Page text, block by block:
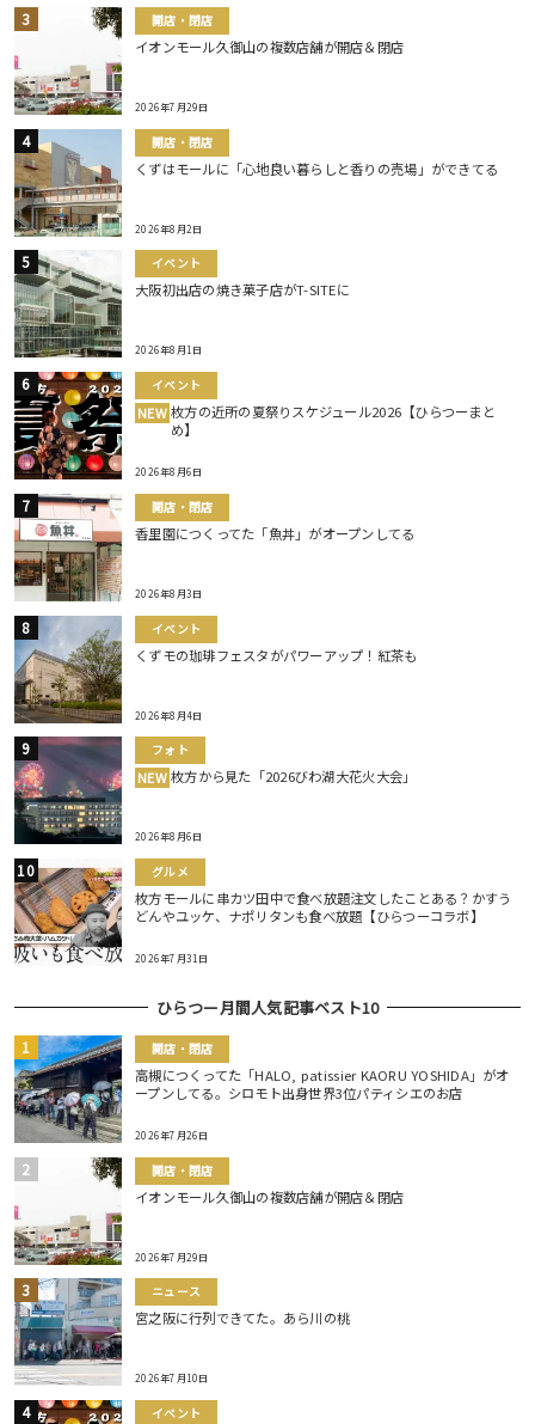
開店・閉店
イオンモール久御山の複数店舗が開店＆閉店
2026年7月29日
開店・閉店
くずはモールに「心地良い暮らしと香りの売場」ができてる
2026年8月2日
イベント
大阪初出店の焼き菓子店がT-SITEに
2026年8月1日
イベント
NEW 枚方の近所の夏祭りスケジュール2026【ひらつーまと
め】
2026年8月6日
開店・閉店
香里園につくってた「魚丼」がオープンしてる
2026年8月3日
イベント
くずモの珈琲フェスタがパワーアップ！紅茶も
2026年8月4日
フォト
NEW 枚方から見た「2026びわ湖大花火大会」
2026年8月6日
グルメ
枚方モールに串カツ田中で食べ放題注文したことある？かすう
どんやユッケ、ナポリタンも食べ放題【ひらつーコラボ】
2026年7月31日
ひらつー月間人気記事ベスト10
開店・閉店
高槻につくってた「HALO, patissier KAORU YOSHIDA」がオ
ープンしてる。シロモト出身世界3位パティシエのお店
2026年7月26日
開店・閉店
イオンモール久御山の複数店舗が開店＆閉店
2026年7月29日
ニュース
宮之阪に行列できてた。あら川の桃
2026年7月10日
イベント